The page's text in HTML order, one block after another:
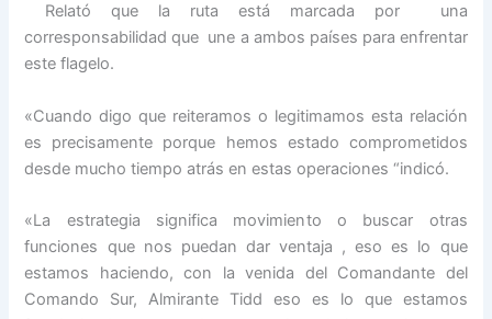
Relató que la ruta está marcada por una
corresponsabilidad que une a ambos países para enfrentar
este flagelo.
«Cuando digo que reiteramos o legitimamos esta relación
es precisamente porque hemos estado comprometidos
desde mucho tiempo atrás en estas operaciones “indicó.
«La estrategia significa movimiento o buscar otras
funciones que nos puedan dar ventaja , eso es lo que
estamos haciendo, con la venida del Comandante del
Comando Sur, Almirante Tidd eso es lo que estamos